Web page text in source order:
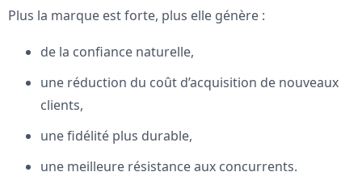
Plus la marque est forte, plus elle génère :
de la confiance naturelle,
une réduction du coût d’acquisition de nouveaux
clients,
une fidélité plus durable,
une meilleure résistance aux concurrents.